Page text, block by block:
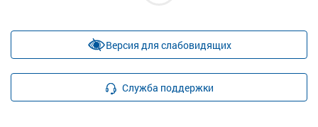
Версия для слабовидящих
Служба поддержки